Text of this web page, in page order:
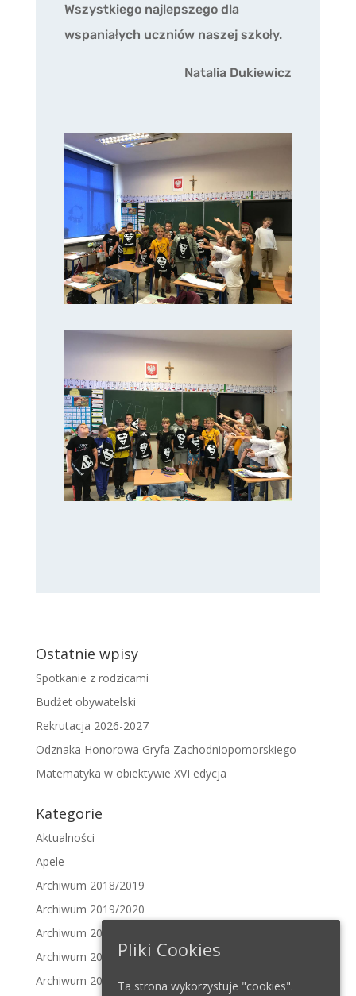
Wszystkiego najlepszego dla
wspaniałych uczniów naszej szkoły.
Natalia Dukiewicz
Ostatnie wpisy
Spotkanie z rodzicami
Budżet obywatelski
Rekrutacja 2026-2027
Odznaka Honorowa Gryfa Zachodniopomorskiego
Matematyka w obiektywie XVI edycja
Kategorie
Aktualności
Apele
Archiwum 2018/2019
Archiwum 2019/2020
Archiwum 2020/2021
Archiwum 2021/2022
Archiwum 2022/2023
Pliki Cookies
Ta strona wykorzystuje "cookies".